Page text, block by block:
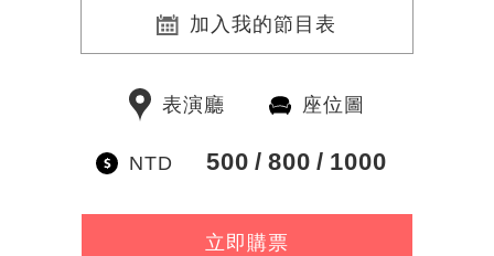
加入我的節目表
表演廳 座位圖
NTD 500 800 1000
立即購票